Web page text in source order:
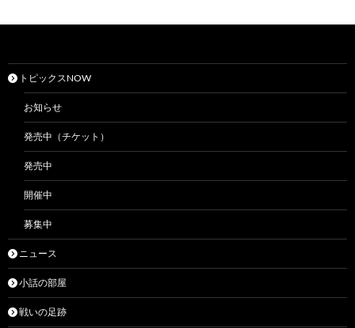
トピックスNOW
お知らせ
発売中（チケット）
発売中
開催中
募集中
ニュース
小話の部屋
戦いの足跡